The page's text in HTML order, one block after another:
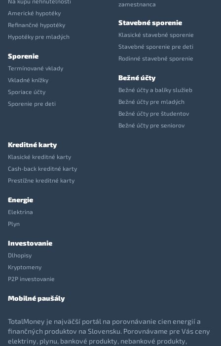
Americké hypotéky
Refinančné hypotéky
Hypotéky pre mladých
Sporenie
Termínované vklady
Vkladné knížky
Sporiace účty
Sporenie pre deti
zamestnanca
Stavebné sporenie
Klasické stavebné sporenie
Stavebné sporenie pre deti
Rodinné stavebné sporenie
Bežné účty
Bežné účty a balíky služieb
Bežné účty pre mladých
Bežné účty pre študentov
Bežné účty pre seniorov
Kreditné karty
Klasické kreditné karty
Cash-back kreditné karty
Prestížne kreditné karty
Energie
Elektrina
Plyn
Investovanie
Dlhopisy
Kryptomeny
P2P investovanie
Mobilné paušály
TotalMoney je najväčší portál na porovnávanie cien energií a
finančných produktov na Slovensku. Porovnávame pre Vás ceny
elektriny, plynu, bankové produkty, nebankové produkty,